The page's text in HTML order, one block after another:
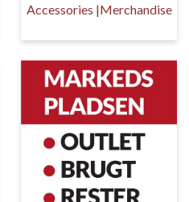
Accessories |Merchandise